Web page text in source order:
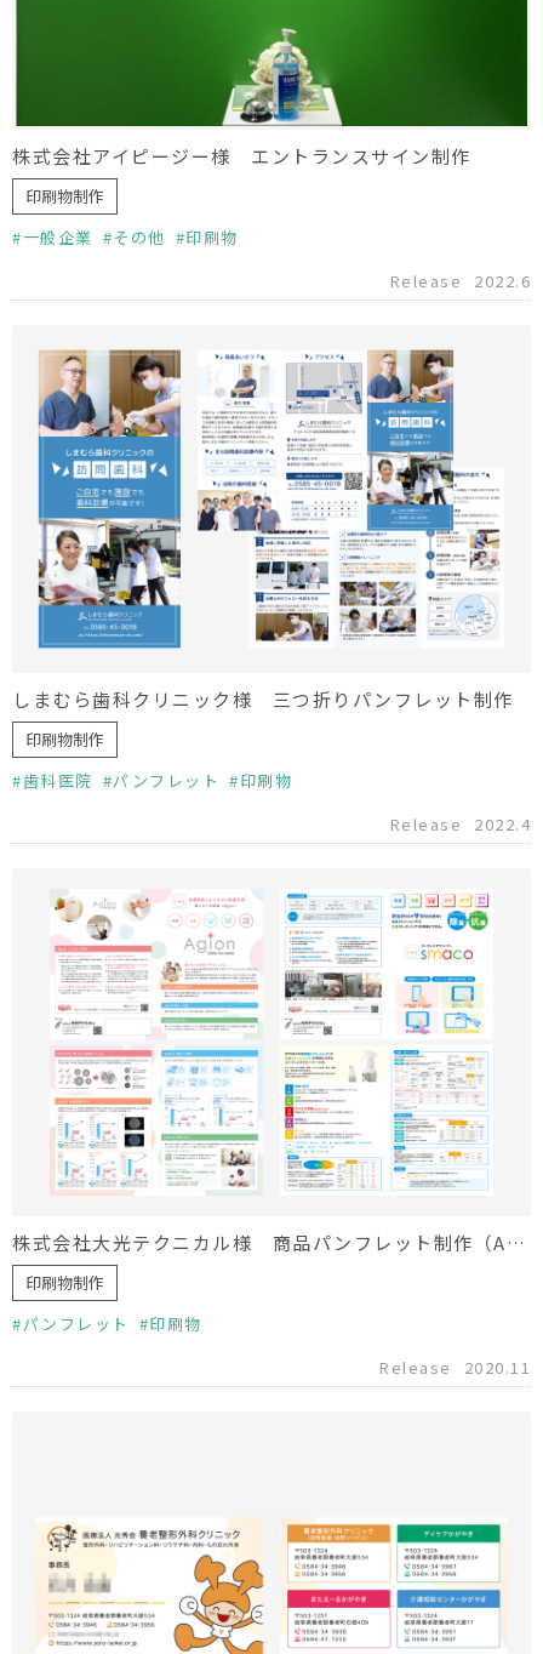
株式会社アイピージー様 エントランスサイン制作
印刷物制作
一般企業
その他
印刷物
Release
2022.6
しまむら歯科クリニック様 三つ折りパンフレット制作
印刷物制作
歯科医院
パンフレット
印刷物
Release
2022.4
株式会社大光テクニカル様 商品パンフレット制作（Agion）
印刷物制作
パンフレット
印刷物
Release
2020.11